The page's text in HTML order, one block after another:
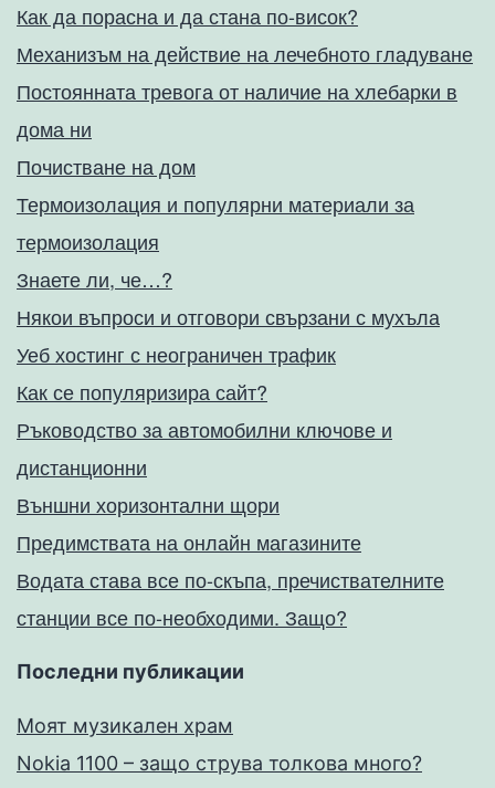
Как да порасна и да стана по-висок?
Механизъм на действие на лечебното гладуване
Постоянната тревога от наличие на хлебарки в
дома ни
Почистване на дом
Термоизолация и популярни материали за
термоизолация
Знаете ли, че…?
Някои въпроси и отговори свързани с мухъла
Уеб хостинг с неограничен трафик
Как се популяризира сайт?
Ръководство за автомобилни ключове и
дистанционни
Външни хоризонтални щори
Предимствата на онлайн магазините
Водата става все по-скъпа, пречиствателните
станции все по-необходими. Защо?
Последни публикации
Моят музикален храм
Nokia 1100 – защо струва толкова много?